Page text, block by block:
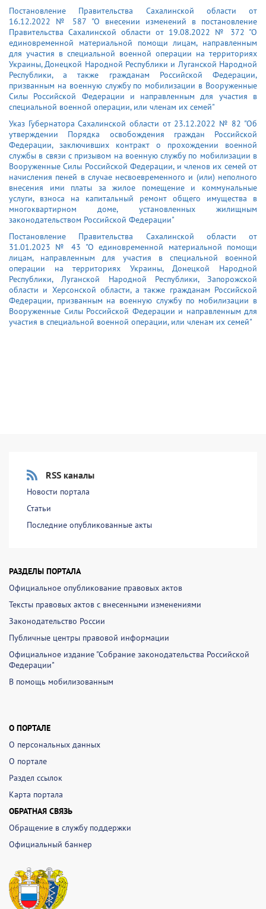
Постановление Правительства Сахалинской области от
16.12.2022 № 587 "О внесении изменений в постановление
Правительства Сахалинской области от 19.08.2022 № 372 "О
единовременной материальной помощи лицам, направленным
для участия в специальной военной операции на территориях
Украины, Донецкой Народной Республики и Луганской Народной
Республики, а также гражданам Российской Федерации,
призванным на военную службу по мобилизации в Вооруженные
Силы Российской Федерации и направленным для участия в
специальной военной операции, или членам их семей"
Указ Губернатора Сахалинской области от 23.12.2022 № 82 "Об
утверждении Порядка освобождения граждан Российской
Федерации, заключивших контракт о прохождении военной
службы в связи с призывом на военную службу по мобилизации в
Вооруженные Силы Российской Федерации, и членов их семей от
начисления пеней в случае несвоевременного и (или) неполного
внесения ими платы за жилое помещение и коммунальные
услуги, взноса на капитальный ремонт общего имущества в
многоквартирном доме, установленных жилищным
законодательством Российской Федерации"
Постановление Правительства Сахалинской области от
31.01.2023 № 43 "О единовременной материальной помощи
лицам, направленным для участия в специальной военной
операции на территориях Украины, Донецкой Народной
Республики, Луганской Народной Республики, Запорожской
области и Херсонской области, а также гражданам Российской
Федерации, призванным на военную службу по мобилизации в
Вооруженные Силы Российской Федерации и направленным для
участия в специальной военной операции, или членам их семей"
RSS каналы
Новости портала
Статьи
Последние опубликованные акты
РАЗДЕЛЫ ПОРТАЛА
Официальное опубликование правовых актов
Тексты правовых актов с внесенными изменениями
Законодательство России
Публичные центры правовой информации
Официальное издание "Собрание законодательства Российской
Федерации"
В помощь мобилизованным
О ПОРТАЛЕ
О персональных данных
О портале
Раздел ссылок
Карта портала
ОБРАТНАЯ СВЯЗЬ
Обращение в службу поддержки
Официальный баннер